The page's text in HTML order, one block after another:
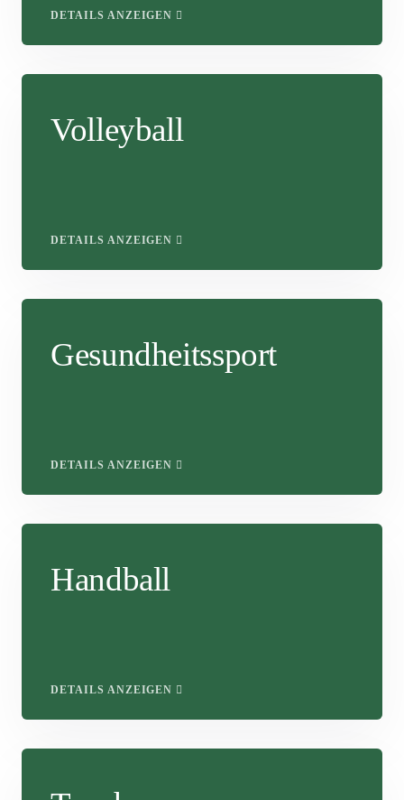
DETAILS ANZEIGEN
Volleyball
DETAILS ANZEIGEN
Gesundheitssport
DETAILS ANZEIGEN
Handball
DETAILS ANZEIGEN